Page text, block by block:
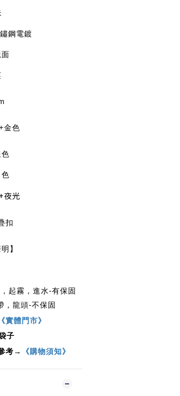
鋼電鍍
金色
色
色
夜光
扣
】
起霧，進水-有保固
龍頭-不保固
《實體門市》
子
考→
《購物須知》